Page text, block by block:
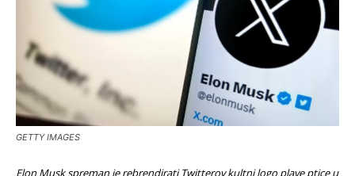
GETTY IMAGES
Elon Musk spreman je rebrendirati Twitterov kultni logo plave ptice u